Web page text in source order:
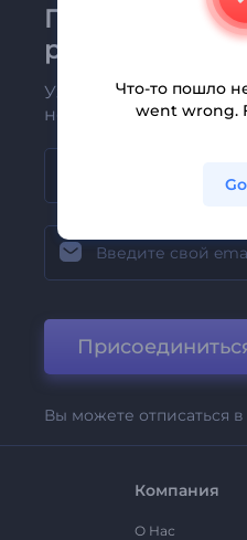
рассылке
Узнавайте о
новых
Вы можете отписаться
Компания
О Нас
Что-то пошло
went wrong.